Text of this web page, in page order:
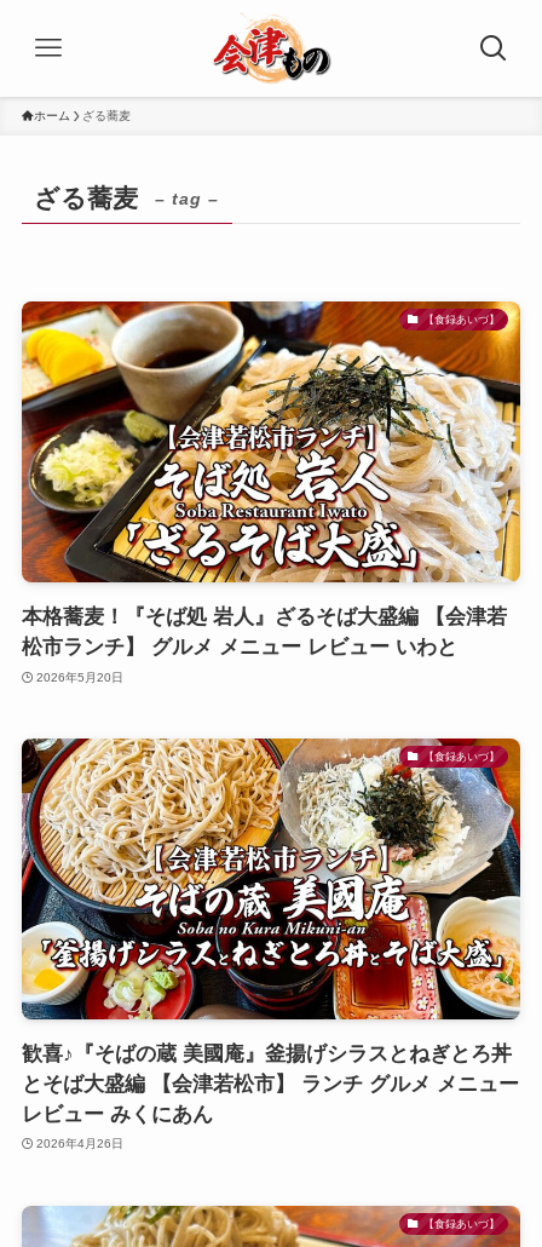
ホーム ざる蕎麦
ざる蕎麦 – tag –
【食録あいづ】
本格蕎麦！『そば処 岩人』ざるそば大盛編 【会津若
松市ランチ】 グルメ メニュー レビュー いわと
2026年5月20日
【食録あいづ】
歓喜♪『そばの蔵 美國庵』釜揚げシラスとねぎとろ丼
とそば大盛編 【会津若松市】 ランチ グルメ メニュー
レビュー みくにあん
2026年4月26日
【食録あいづ】